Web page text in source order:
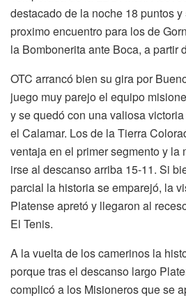
destacado de la noche 18 puntos
proximo encuentro para los de
la Bombonerita ante Boca, a partir
OTC arrancó bien su gira por
juego muy parejo el equipo
y se quedó con una valiosa
el Calamar. Los de la Tierra
ventaja en el primer segmento y la
irse al descanso arriba 15-11. Si
parcial la historia se emparejó, la
Platense apretó y llegaron al
El Tenis.
A la vuelta de los camerinos la
porque tras el descanso largo
complicó a los Misioneros que se